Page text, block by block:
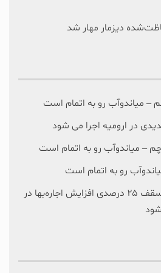
دیزمار مهار شد
– میاندوآب رو به اتمام است
در ارومیه اجرا می شود
– میاندوآب رو به اتمام است
رو به اتمام است
سقف ۲۵ درصدی افزایش اجاره‌بها در